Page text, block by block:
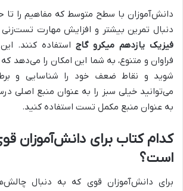
دانش‌آموزان با سطح متوسط که مفاهیم را تا
دنبال تمرین بیشتر و افزایش مهارت تست‌زنی
فیزیک یازدهم میکرو گاج استفاده کنند.
فراوان و متنوع، به شما این امکان را می‌دهد که
شوید و نقاط ضعف خود را شناسایی و
می‌توانید خیلی سبز را به عنوان منبع اصلی
به عنوان منبع مکمل تست استفاده کنید.
کدام کتاب برای دانش‌آموزان
است؟
برای دانش‌آموزان قوی که به دنبال